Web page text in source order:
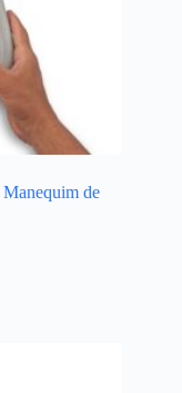
Manequim de